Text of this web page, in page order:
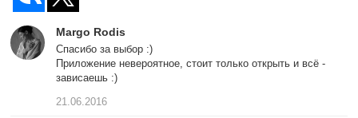
Margo Rodis
Спасибо за выбор :)
Приложение невероятное, стоит только открыть и всё -
зависаешь :)
21.06.2016